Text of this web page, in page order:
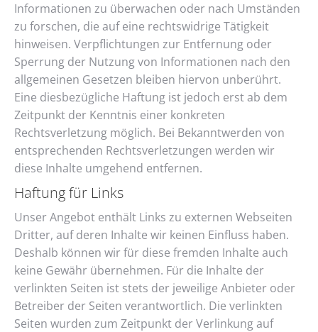
Informationen zu überwachen oder nach Umständen
zu forschen, die auf eine rechtswidrige Tätigkeit
hinweisen. Verpflichtungen zur Entfernung oder
Sperrung der Nutzung von Informationen nach den
allgemeinen Gesetzen bleiben hiervon unberührt.
Eine diesbezügliche Haftung ist jedoch erst ab dem
Zeitpunkt der Kenntnis einer konkreten
Rechtsverletzung möglich. Bei Bekanntwerden von
entsprechenden Rechtsverletzungen werden wir
diese Inhalte umgehend entfernen.
Haftung für Links
Unser Angebot enthält Links zu externen Webseiten
Dritter, auf deren Inhalte wir keinen Einfluss haben.
Deshalb können wir für diese fremden Inhalte auch
keine Gewähr übernehmen. Für die Inhalte der
verlinkten Seiten ist stets der jeweilige Anbieter oder
Betreiber der Seiten verantwortlich. Die verlinkten
Seiten wurden zum Zeitpunkt der Verlinkung auf